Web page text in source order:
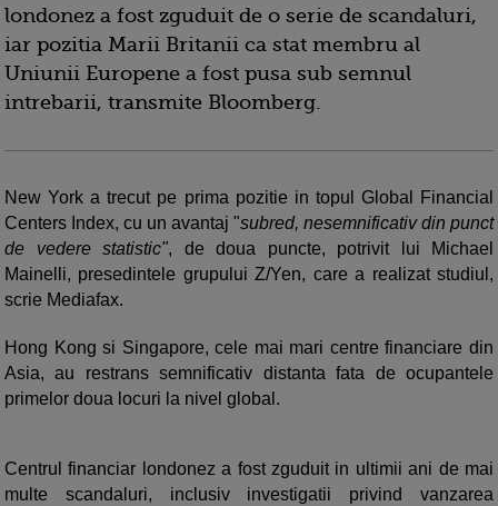
londonez a fost zguduit de o serie de scandaluri,
iar pozitia Marii Britanii ca stat membru al
Uniunii Europene a fost pusa sub semnul
intrebarii, transmite Bloomberg.
New York a trecut pe prima pozitie in topul Global Financial
Centers Index, cu un avantaj "subred, nesemnificativ din punct
de vedere statistic", de doua puncte, potrivit lui Michael
Mainelli, presedintele grupului Z/Yen, care a realizat studiul,
scrie Mediafax.
Hong Kong si Singapore, cele mai mari centre financiare din
Asia, au restrans semnificativ distanta fata de ocupantele
primelor doua locuri la nivel global.
Centrul financiar londonez a fost zguduit in ultimii ani de mai
multe scandaluri, inclusiv investigatii privind vanzarea